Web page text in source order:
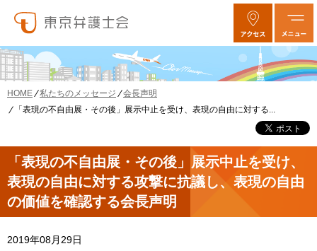
HOME 私たちのメッセージ
会長声明
「表現の不自由展・その後」展示中止を受け、表現の自由に対する...
「表現の不自由展・その後」展示中止を受け、
表現の自由に対する攻撃に抗議し、表現の自由
の価値を確認する会長声明
2019年08月29日